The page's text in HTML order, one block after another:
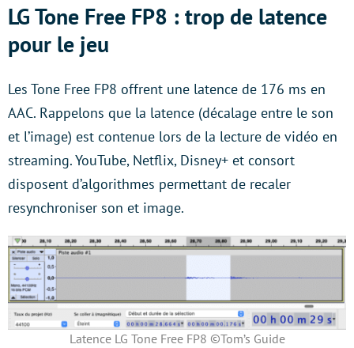
LG Tone Free FP8 : trop de latence
pour le jeu
Les Tone Free FP8 offrent une latence de 176 ms en
AAC. Rappelons que la latence (décalage entre le son
et l’image) est contenue lors de la lecture de vidéo en
streaming. YouTube, Netflix, Disney+ et consort
disposent d’algorithmes permettant de recaler
resynchroniser son et image.
Latence LG Tone Free FP8 ©Tom’s Guide